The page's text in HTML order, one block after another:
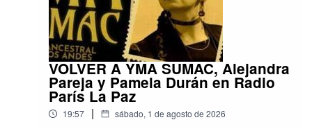
Música: Deepforest. Un programa de Radio París
La Paz.
VOLVER A YMA SUMAC, Alejandra
Pareja y Pamela Durán en Radio
París La Paz
19:57 | sábado, 1 de agosto de 2026